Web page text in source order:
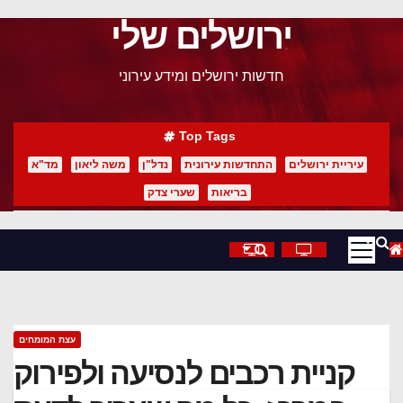
ירושלים שלי
חדשות ירושלים ומידע עירוני
Top Tags
עיריית ירושלים התחדשות עירונית נדל"ן משה ליאון מד"א
בריאות שערי צדק
עצת המומחים
קניית רכבים לנסיעה ולפירוק